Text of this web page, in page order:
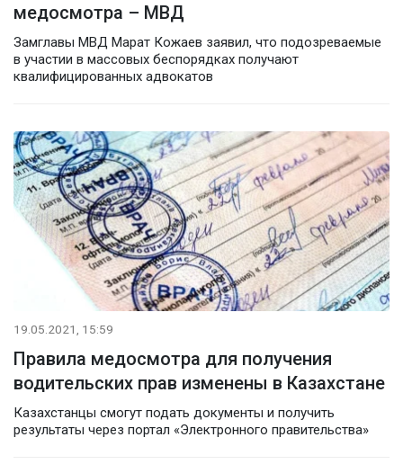
медосмотра – МВД
Замглавы МВД Марат Кожаев заявил, что подозреваемые
в участии в массовых беспорядках получают
квалифицированных адвокатов
19.05.2021, 15:59
Правила медосмотра для получения
водительских прав изменены в Казахстане
Казахстанцы смогут подать документы и получить
результаты через портал «Электронного правительства»